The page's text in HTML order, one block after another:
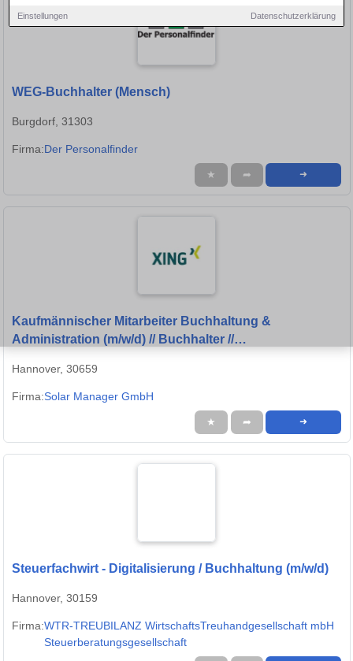
Einstellungen Datenschutzerklärung
WEG-Buchhalter (Mensch)
Burgdorf, 31303
Firma:Der Personalfinder
★ ➦ ➜
Kaufmännischer Mitarbeiter Buchhaltung &
Administration (m/w/d) // Buchhalter //
Hannover, 30659
Firma:Solar Manager GmbH
★ ➦ ➜
Steuerfachwirt - Digitalisierung / Buchhaltung (m/w/d)
Hannover, 30159
Firma:WTR-TREUBILANZ WirtschaftsTreuhandgesellschaft mbH
Steuerberatungsgesellschaft